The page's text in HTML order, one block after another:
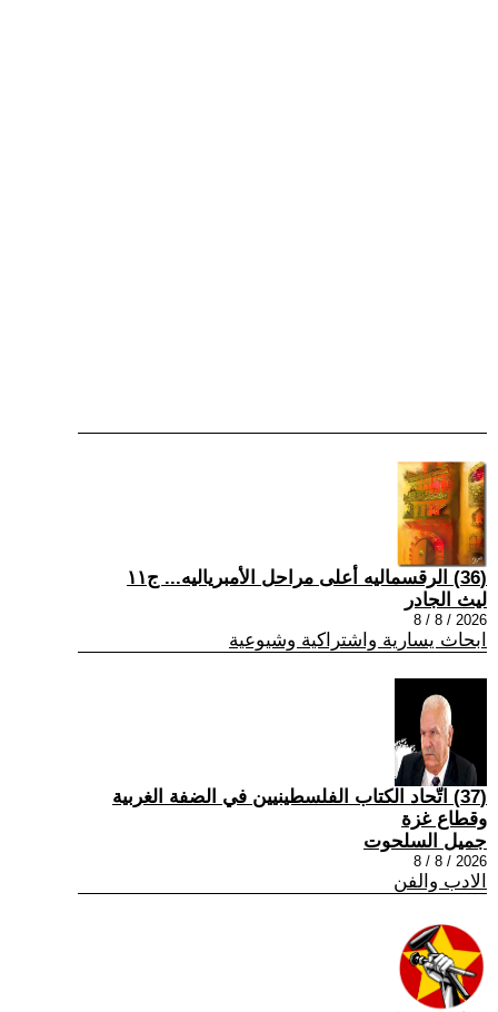
(36) الرقسماليه أعلى مراحل الأمبرياليه... ج١١
ليث الجادر
2026 / 8 / 8
ابحاث يسارية واشتراكية وشيوعية
(37) اتّحاد الكتاب الفلسطينيين في الضفة الغربية
وقطاع غزة
جميل السلحوت
2026 / 8 / 8
الادب والفن